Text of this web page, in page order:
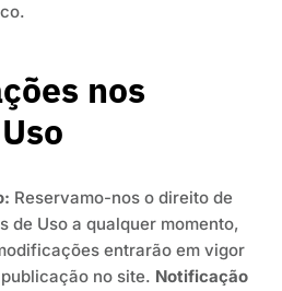
nos
Reservamo-nos o direito de
de Uso a qualquer momento,
entrarão em vigor
no site. Notificação